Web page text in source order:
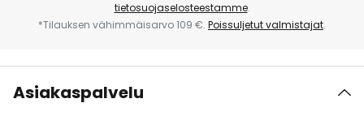
tietosuojaselosteestamme.
*Tilauksen vähimmäisarvo 109 €. Poissuljetut valmistajat.
Asiakaspalvelu